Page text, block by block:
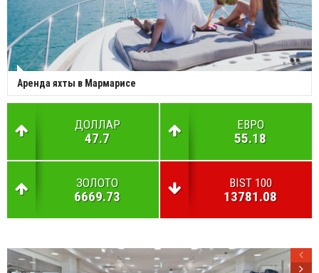
Аренда яхты в Мармарисе
ДОЛЛАР
47.7
ЕВРО
55.18
ЗОЛОТО
6669.73
BIST 100
13781.08